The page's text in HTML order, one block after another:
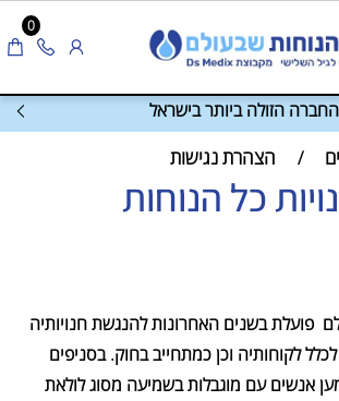
החברה הזולה ביותר בישראל
0
/ הצהרת נגישות
כל הנוחות
פועלת בשנים האחרונות להנגשת חנויותיה
לקוחותיה וכן כמתחייב בחוק. בסניפים
אנשים עם מוגבלות בשמיעה מסוג לולאת